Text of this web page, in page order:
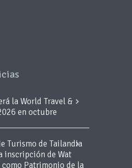
la World Travel &
en octubre
Turismo de Tailandia
inscripción de Wat
como Patrimonio de la